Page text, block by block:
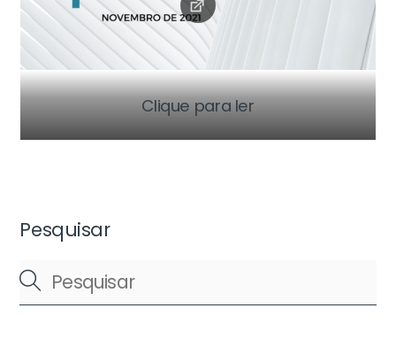
Clique para ler
Pesquisar